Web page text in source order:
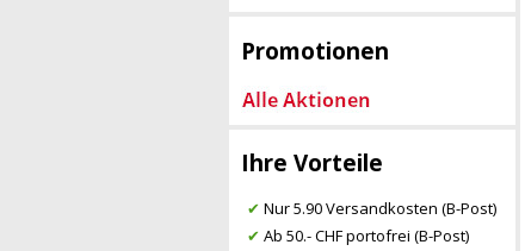
Promotionen
Ihre Vorteile
✔ Nur 5.90 Versandkosten (B-Post)
✔ Ab 50.- CHF portofrei (B-Post)